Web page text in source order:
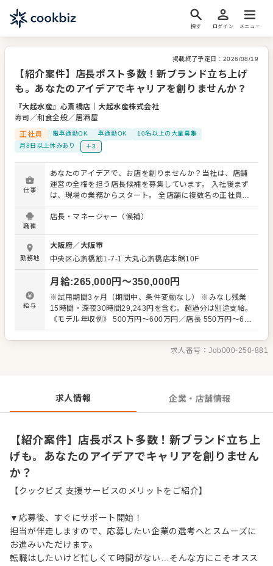
探す ログイン メニュー
掲載終了予定日： 2026/08/19
【紹介案件】店長ポスト多数！新ブランド立ち上げ
も。あなたのアイデアでキャリアを創りませんか？
『大起水産』心斎橋店
大起水産株式会社
寿司／和食全般／居酒屋
正社員
電車通勤OK 車通勤OK
10名以上の大量募集
月8日以上休みあり
＋3
仕事
あなたのアイデアで、お店を創りませんか？当社は、店舗
運営の全権を担う店長候補を募集しています。 入社後まず
は、現場の業務からスタート。 全店舗に複数名の正社員が
常駐しているので、先輩社員が丁寧にサポートします。 店
舗運営のノウハウを習得後、店長として、売上管理、スタ
ます。 今後も新たなブランドを続々と展開予定。成長企業
で、あなたのキャリアを築いていきませんか？ ＜おすすめ
ポイント＞ 各店舗に大きな裁量があり、あなたのアイデア
がお店を動かします。 複数名の正社員が常駐しているた
め、サポート体制が充実。今後も新ブランドを続々展開予
定で、キャリアアップのチャンスも豊富です。
職種
店長・マネージャー（候補）
勤務地
大阪府／ 大阪市
中央区心斎橋筋1-7-1 大丸心斎橋店本館10F
給与
月給:265,000円〜350,000円
※試用期間3ヶ月（期間中、条件変動なし） ※みなし残業
15時間・深夜30時間29,243円を含む。超過分は別途支給。
《モデル年収例》 500万円～600万円／店長 550万円～650
万円／エリア長・ブロック長 650万円以上／課長
求人番号：Job000-250-881
求人情報 企業・店舗情報
【紹介案件】店長ポスト多数！新ブランド立ち上
げも。あなたのアイデアでキャリアを創りません
か？
【クックビズ 支援サービスのメリットをご紹介】
▼応募後、すぐにサポート開始！
担当が伴走しますので、応募したい企業の選考へとスムーズに
お進みいただけます。
転職はしたいけど忙しくて時間がない…そんな方にこそオスス